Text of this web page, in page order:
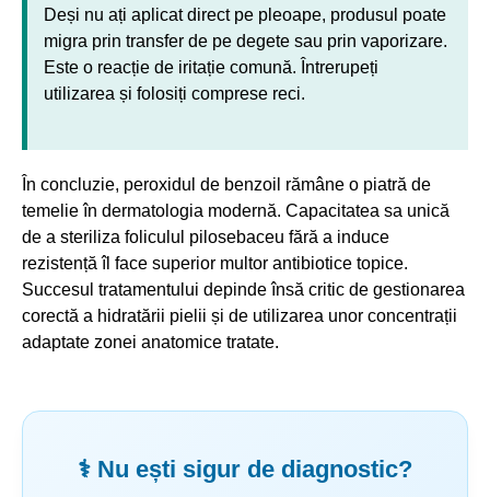
Deși nu ați aplicat direct pe pleoape, produsul poate
migra prin transfer de pe degete sau prin vaporizare.
Este o reacție de iritație comună. Întrerupeți
utilizarea și folosiți comprese reci.
În concluzie, peroxidul de benzoil rămâne o piatră de
temelie în dermatologia modernă. Capacitatea sa unică
de a steriliza foliculul pilosebaceu fără a induce
rezistență îl face superior multor antibiotice topice.
Succesul tratamentului depinde însă critic de gestionarea
corectă a hidratării pielii și de utilizarea unor concentrații
adaptate zonei anatomice tratate.
⚕️ Nu ești sigur de diagnostic?